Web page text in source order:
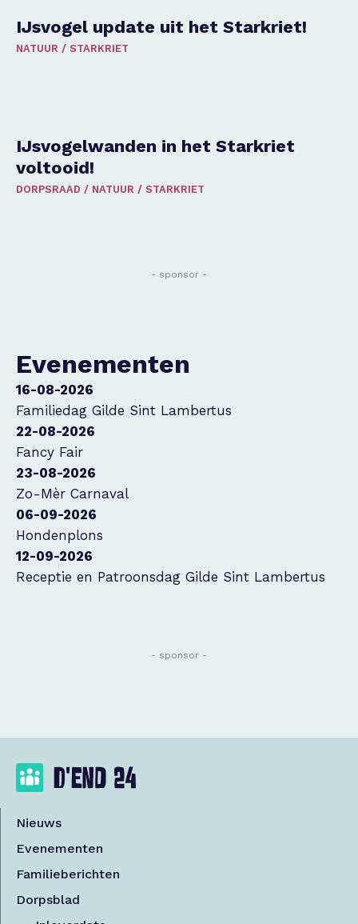
IJsvogel update uit het Starkriet!
NATUUR / STARKRIET
IJsvogelwanden in het Starkriet
voltooid!
DORPSRAAD / NATUUR / STARKRIET
- sponsor -
Evenementen
16-08-2026
Familiedag Gilde Sint Lambertus
22-08-2026
Fancy Fair
23-08-2026
Zo-Mèr Carnaval
06-09-2026
Hondenplons
12-09-2026
Receptie en Patroonsdag Gilde Sint Lambertus
- sponsor -
Nieuws
Evenementen
Familieberichten
Dorpsblad